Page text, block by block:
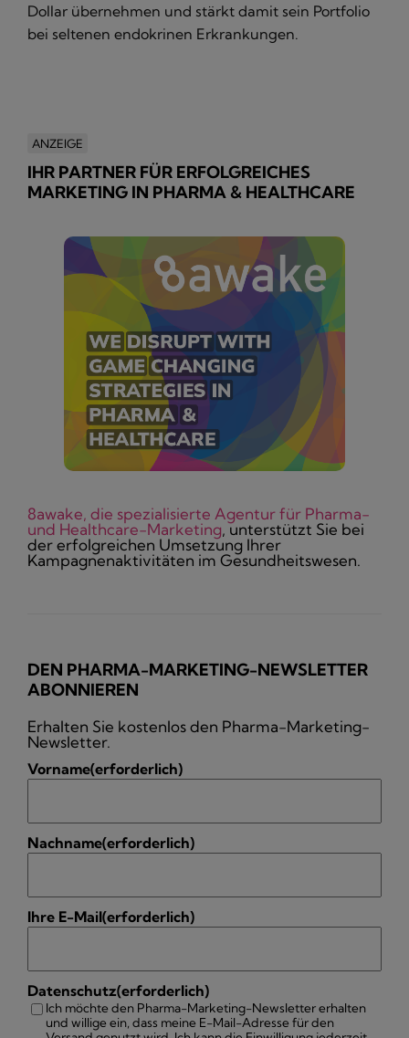
Dollar übernehmen und stärkt damit sein Portfolio
bei seltenen endokrinen Erkrankungen.
ANZEIGE
IHR PARTNER FÜR ERFOLGREICHES
MARKETING IN PHARMA & HEALTHCARE
8awake, die spezialisierte Agentur für Pharma-
und Healthcare-Marketing, unterstützt Sie bei
der erfolgreichen Umsetzung Ihrer
Kampagnenaktivitäten im Gesundheitswesen.
DEN PHARMA-MARKETING-NEWSLETTER
ABONNIEREN
Erhalten Sie kostenlos den Pharma-Marketing-
Newsletter.
Vorname(erforderlich)
Nachname(erforderlich)
Ihre E-Mail(erforderlich)
Datenschutz(erforderlich)
Ich möchte den Pharma-Marketing-Newsletter erhalten
und willige ein, dass meine E-Mail-Adresse für den